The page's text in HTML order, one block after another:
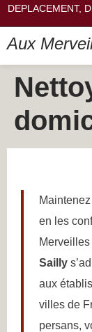
DEPLACEMENT,
Aux
en les
Merveilles
Sailly
aux
villes de
persans,